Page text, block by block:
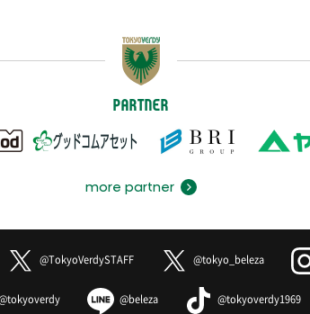
PARTNER
more partner
@TokyoVerdySTAFF @tokyo_beleza
@beleza @tokyoverdy1969